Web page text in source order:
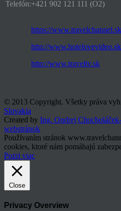
Telefón:+421 902 121 111 (O2)
https://www.travelchannel.sk
http://www.hotelovevideo.sk
http://www.traveltv.sk
© 2013 Copyright. Všetky práva
Slovakia
Created by Ing. Ondrej
webstránok
Používaním stránok
cookies, ktoré nám pomáhajú
Pozri viac
Close
Privacy Overview